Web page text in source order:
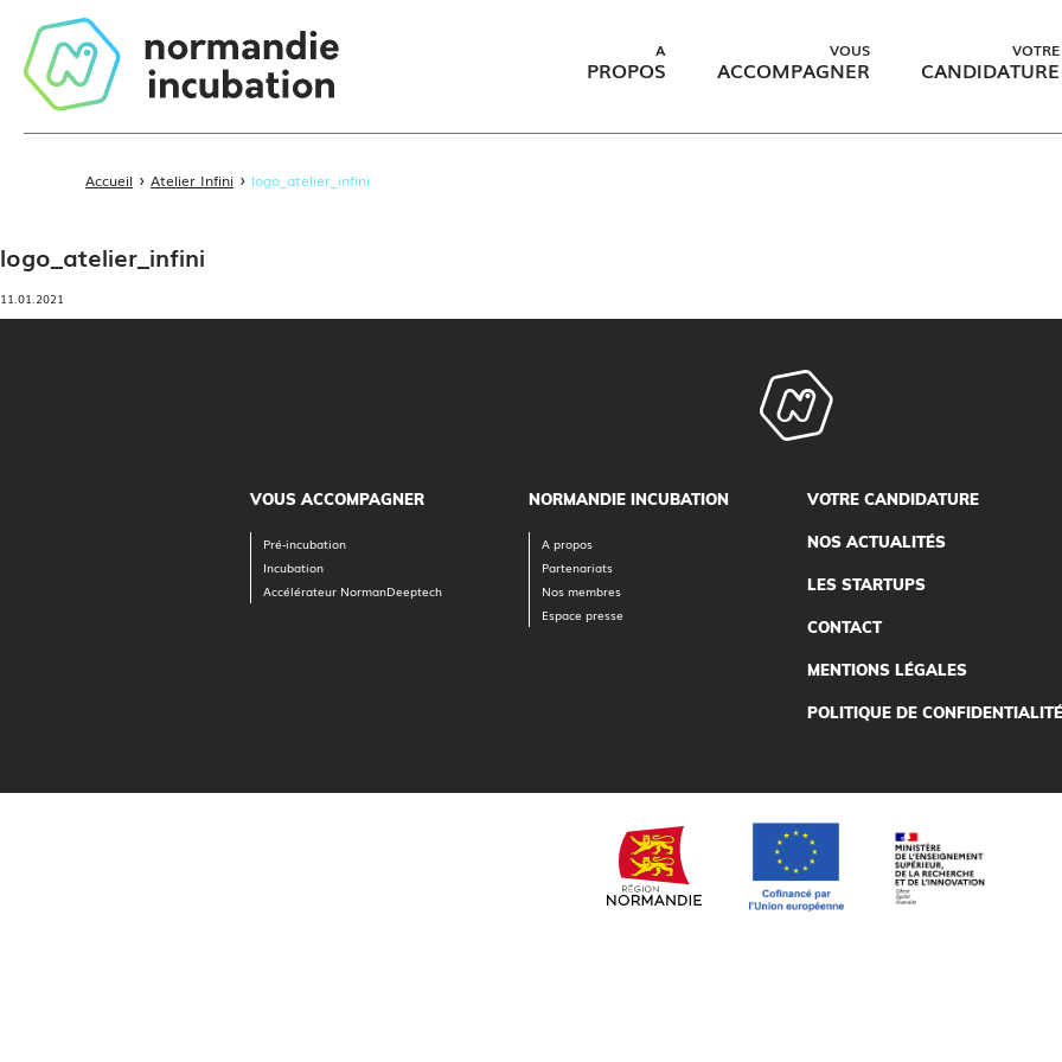
A
PROPOS
VOUS
ACCOMPAGNER
VOTRE
CANDIDATURE
Accueil › Atelier Infini › logo_atelier_infini
logo_atelier_infini
11.01.2021
VOUS ACCOMPAGNER
Pré-incubation
Incubation
Accélérateur NormanDeeptech
NORMANDIE INCUBATION
A propos
Partenariats
Nos membres
Espace presse
VOTRE CANDIDATURE
NOS ACTUALITÉS
LES STARTUPS
CONTACT
MENTIONS LÉGALES
POLITIQUE DE